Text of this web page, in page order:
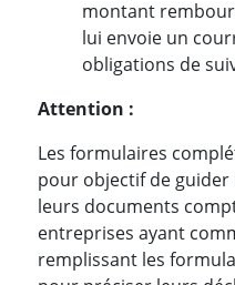
montant
lui envoie un
obligations de
Attention :
Les formulaires
pour objectif de guider
leurs documents
entreprises ayant
remplissant les